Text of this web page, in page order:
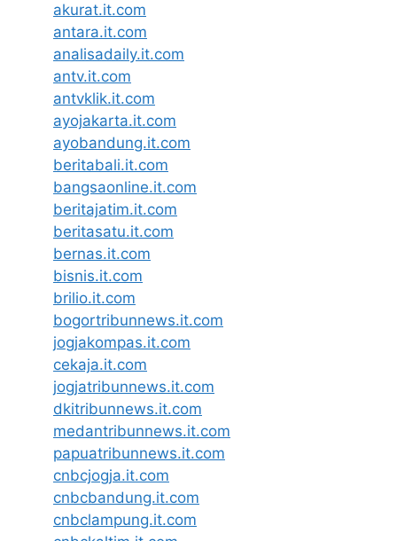
akurat.it.com
antara.it.com
analisadaily.it.com
antv.it.com
antvklik.it.com
ayojakarta.it.com
ayobandung.it.com
beritabali.it.com
bangsaonline.it.com
beritajatim.it.com
beritasatu.it.com
bernas.it.com
bisnis.it.com
brilio.it.com
bogortribunnews.it.com
jogjakompas.it.com
cekaja.it.com
jogjatribunnews.it.com
dkitribunnews.it.com
medantribunnews.it.com
papuatribunnews.it.com
cnbcjogja.it.com
cnbcbandung.it.com
cnbclampung.it.com